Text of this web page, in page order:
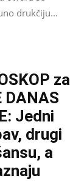
drukčiju...
za
DANAS
Jedni
drugi
a